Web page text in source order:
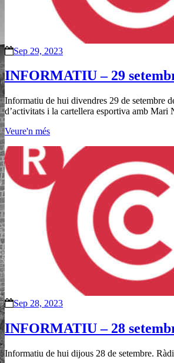
Sep 29, 2023
INFORMATIU – 29
Informatiu de hui divendres 29 de setembre
d’activitats i la cartellera esportiva amb Mari
Veure'n més
Sep 28, 2023
INFORMATIU – 28
Informatiu de hui dijous 28 de setembre.